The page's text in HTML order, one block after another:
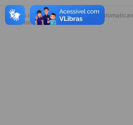
Página
Desculpe, algo deu
* Esses idiomas serão traduzidos
terceiros.